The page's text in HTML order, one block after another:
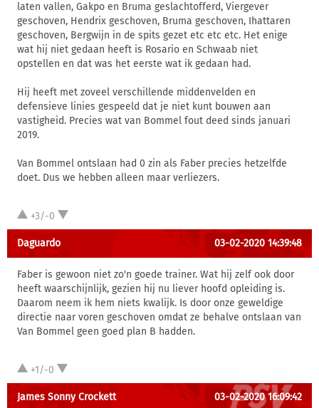
laten vallen, Gakpo en Bruma geslachtofferd, Viergever
geschoven, Hendrix geschoven, Bruma geschoven, Ihattaren
geschoven, Bergwijn in de spits gezet etc etc etc. Het enige
wat hij niet gedaan heeft is Rosario en Schwaab niet
opstellen en dat was het eerste wat ik gedaan had.
Hij heeft met zoveel verschillende middenvelden en
defensieve linies gespeeld dat je niet kunt bouwen aan
vastigheid. Precies wat van Bommel fout deed sinds januari
2019.
Van Bommel ontslaan had 0 zin als Faber precies hetzelfde
doet. Dus we hebben alleen maar verliezers.
+3/-0
Daguardo 03-02-2020 14:39:48
Faber is gewoon niet zo'n goede trainer. Wat hij zelf ook door
heeft waarschijnlijk, gezien hij nu liever hoofd opleiding is.
Daarom neem ik hem niets kwalijk. Is door onze geweldige
directie naar voren geschoven omdat ze behalve ontslaan van
Van Bommel geen goed plan B hadden.
+1/-0
James Sonny Crockett 03-02-2020 16:09:42